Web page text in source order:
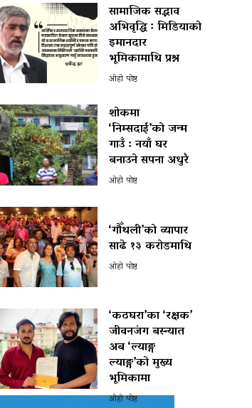
सामाजिक सद्भाव
अभिवृद्धि ः मिडियाको
इमानदार
भूमिकामाथि प्रश्न
ओहो पोष्ट
शोकमा
‘निम्सदाई’को जन्म
गाउँ : नयाँ घर
बनाउने सपना अधुरै
ओहो पोष्ट
‘गौँथली’को व्यापार
साढे १३ करोडमाथि
ओहो पोष्ट
‘कठघरा’का ‘रक्षक’
जीवनजंग बस्न्यात
अब ‘ल्याङ्ग
ल्याङ्ग’को मुख्य
भूमिकामा
ओहो पोष्ट